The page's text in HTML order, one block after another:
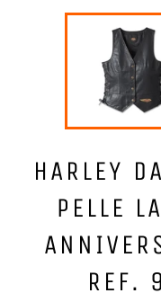
HARLEY
PELLE
REF.